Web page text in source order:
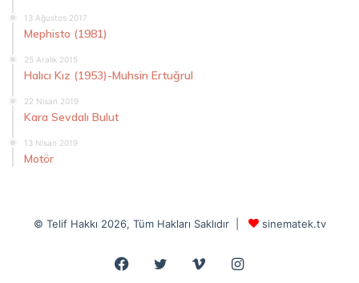
13 Ağustos 2017
Mephisto (1981)
25 Aralık 2015
Halıcı Kız (1953)-Muhsin Ertuğrul
22 Nisan 2019
Kara Sevdalı Bulut
13 Nisan 2019
Motör
© Telif Hakkı 2026, Tüm Hakları Saklıdır | sinematek.tv
Facebook
Twitter VimeoInstagram